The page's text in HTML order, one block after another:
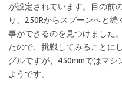
が設定されています。目の前
り、250Rからスプーンへと
事ができるのを見つけました
たので、挑戦してみることに
グルですが、450mmではマ
ようです。